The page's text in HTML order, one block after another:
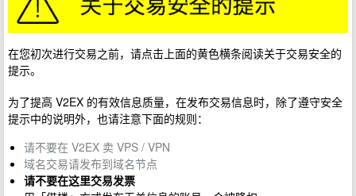
在您初次进行交易之前，请点击上面的黄色横条阅读关于交易安全的
提示。
为了提高 V2EX 的有效信息质量，在发布交易信息时，除了遵守安全
提示中的说明外，也请注意下面的规则：
请不要在 V2EX 卖 VPS / VPN
域名交易请发布到域名节点
请不要在这里交易发票